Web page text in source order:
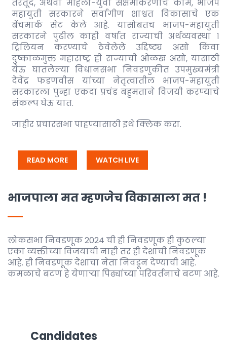
तरतूद, अथवा महिला-युवा सक्षमीकरणाचे काम, भाजप
महायुती सरकारने सर्वांगीण शाश्वत विकासाचे एक
बेंचमार्क सेट केले आहे. यासोबतच भाजप-महायुती
सरकारने पुढील काही वर्षात राज्याची अर्थव्यवस्था १
ट्रिलियन करण्याचे ठेवेलेले उद्दिष्ट्य असो किंवा
दुष्काळमुक्त महाराष्ट्र ही राज्याची ओळख असो, यासाठी
येऊ घातलेल्या विधानसभा निवडणुकीत उपमुख्यमंत्री
देवेंद्र फडणवीस यांच्या नेतृत्वातील भाजप-महायुती
सरकारला पुन्हा एकदा प्रचंड बहुमताने विजयी करण्याचे
संकल्प घेऊ यात.
जाहीर प्रचारसभा पाहण्यासाठी इथे क्लिक करा.
READ MORE WATCH LIVE
भाजपाला मत म्हणजेच विकासाला मत !
लोकसभा निवडणूक 2024 ची ही निवडणूक ही कुठल्या
एका व्यक्तीच्या विजयाची नाही तर ही देशाची निवडणूक
आहे. ही निवडणूक देशाचा नेता निवडून देण्याची आहे.
कमळाचे बटण हे येणाऱ्या पिढ्यांच्या परिवर्तनाचे बटण आहे.
Candidates